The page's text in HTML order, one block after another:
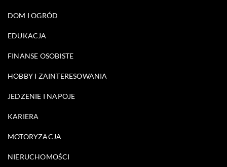
DOM I OGRÓD
EDUKACJA
FINANSE OSOBISTE
HOBBY I ZAINTERESOWANIA
JEDZENIE I NAPOJE
KARIERA
MOTORYZACJA
NIERUCHOMOŚCI